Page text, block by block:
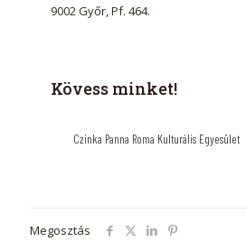
9002 Győr, Pf. 464.
Kövess minket!
Czinka Panna Roma Kulturális Egyesület
Megosztás